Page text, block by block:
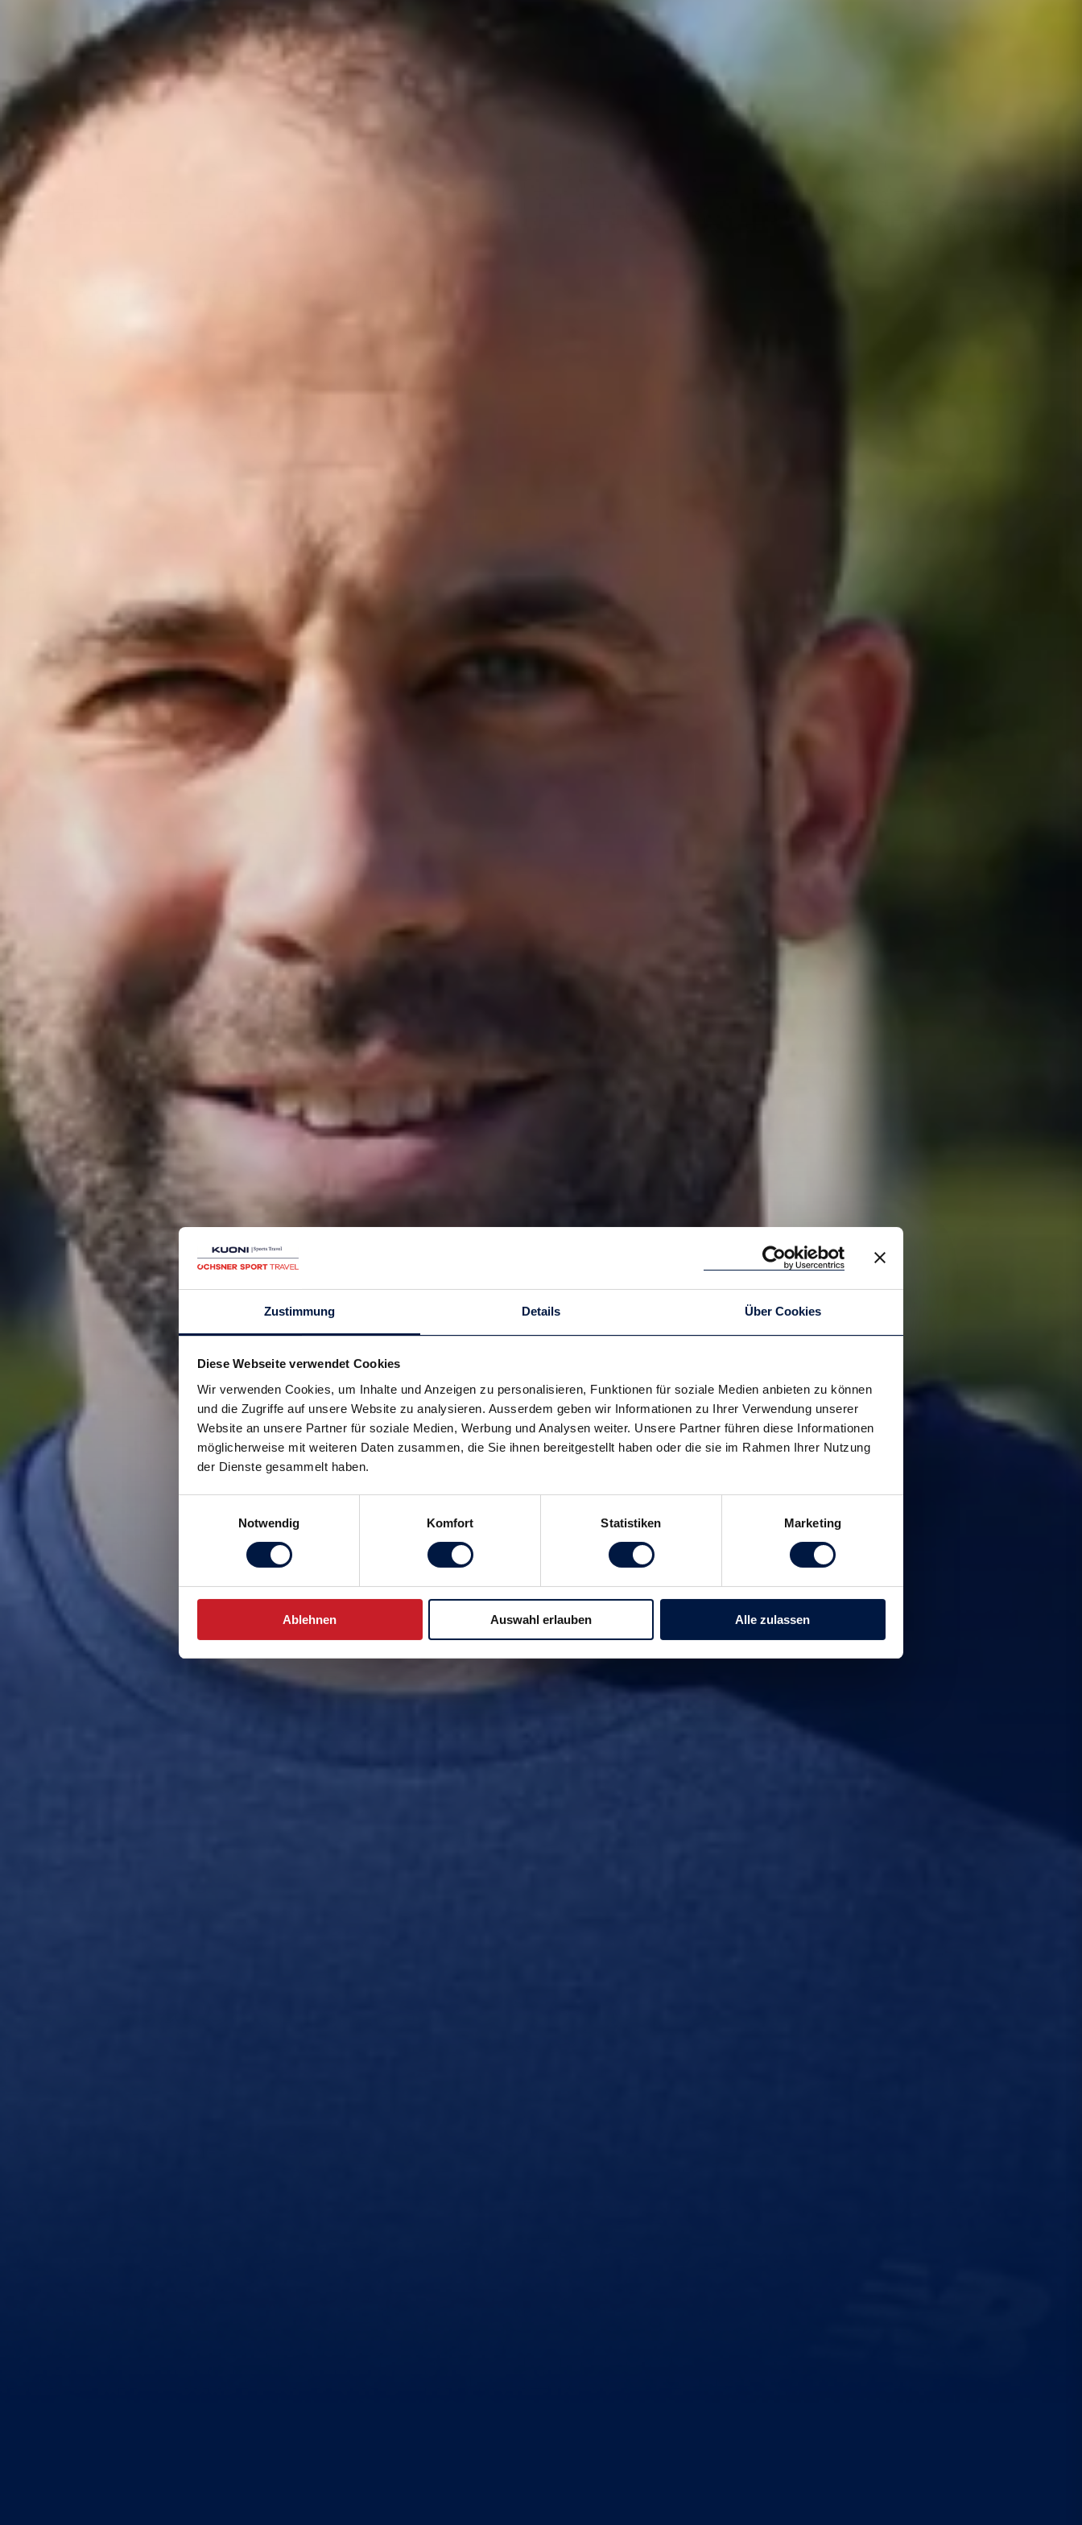
Zustimmung Details Über Cookies
Diese Webseite verwendet Cookies
Wir verwenden Cookies, um Inhalte und Anzeigen zu personalisieren, Funktionen für soziale Medien anbieten zu können
und die Zugriffe auf unsere Website zu analysieren. Ausserdem geben wir Informationen zu Ihrer Verwendung unserer
Website an unsere Partner für soziale Medien, Werbung und Analysen weiter. Unsere Partner führen diese Informationen
möglicherweise mit weiteren Daten zusammen, die Sie ihnen bereitgestellt haben oder die sie im Rahmen Ihrer Nutzung
der Dienste gesammelt haben.
Notwendig
Komfort Statistiken Marketing
Ablehnen Auswahl erlauben Alle zulassen